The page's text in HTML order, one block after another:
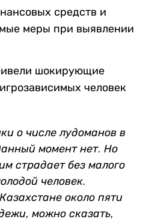
средств и
меры при выявлении
шокирующие
человек
о числе лудоманов в
момент нет. Но
страдает без малого
человек.
около пяти
можно сказать,